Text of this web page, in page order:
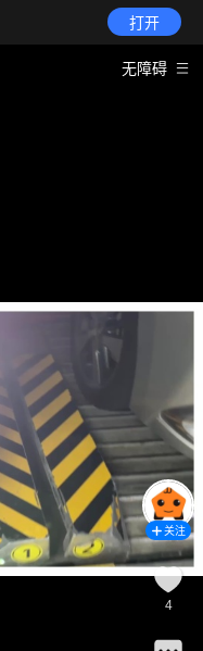
打开
无障碍
关注
4